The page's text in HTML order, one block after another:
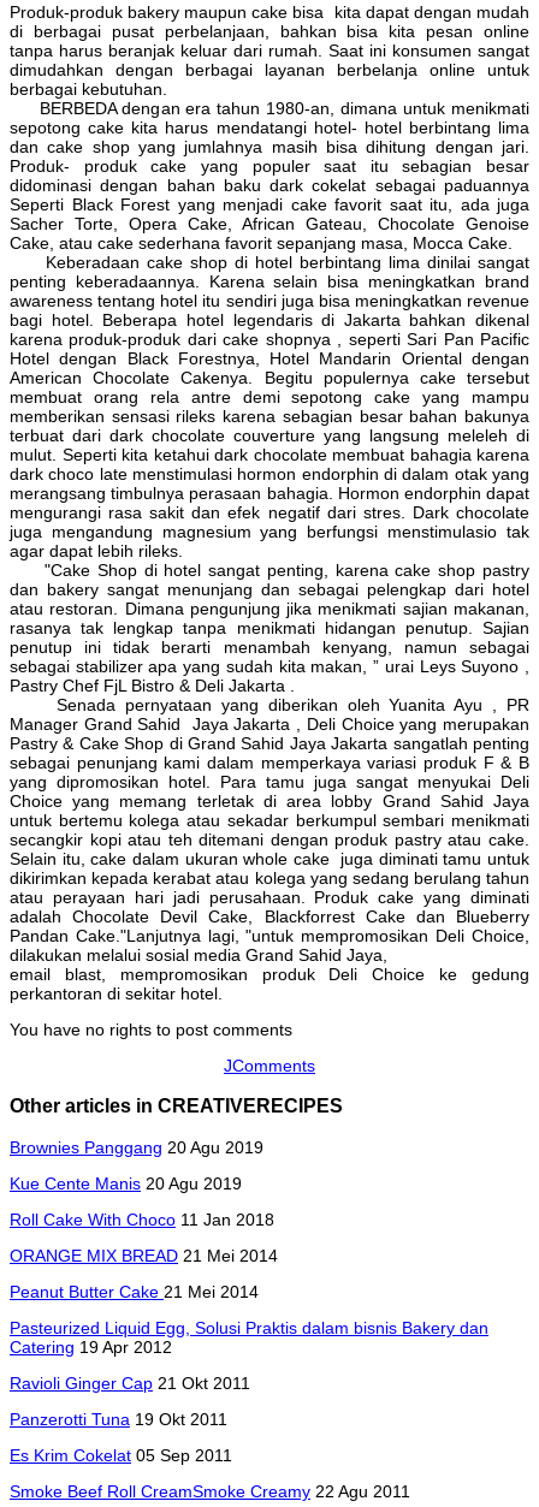
Produk-produk bakery maupun cake bisa kita dapat dengan mudah
di berbagai pusat perbelanjaan, bahkan bisa kita pesan online
tanpa harus beranjak keluar dari rumah. Saat ini konsumen sangat
dimudahkan dengan berbagai layanan berbelanja online untuk
berbagai kebutuhan.
BERBEDA dengan era tahun 1980-an, dimana untuk menikmati
sepotong cake kita harus mendatangi hotel- hotel berbintang lima
dan cake shop yang jumlahnya masih bisa dihitung dengan jari.
Produk- produk cake yang populer saat itu sebagian besar
didominasi dengan bahan baku dark cokelat sebagai paduannya
Seperti Black Forest yang menjadi cake favorit saat itu, ada juga
Sacher Torte, Opera Cake, African Gateau, Chocolate Genoise
Cake, atau cake sederhana favorit sepanjang masa, Mocca Cake.
Keberadaan cake shop di hotel berbintang lima dinilai sangat
penting keberadaannya. Karena selain bisa meningkatkan brand
awareness tentang hotel itu sendiri juga bisa meningkatkan revenue
bagi hotel. Beberapa hotel legendaris di Jakarta bahkan dikenal
karena produk-produk dari cake shopnya , seperti Sari Pan Pacific
Hotel dengan Black Forestnya, Hotel Mandarin Oriental dengan
American Chocolate Cakenya. Begitu populernya cake tersebut
membuat orang rela antre demi sepotong cake yang mampu
memberikan sensasi rileks karena sebagian besar bahan bakunya
terbuat dari dark chocolate couverture yang langsung meleleh di
mulut. Seperti kita ketahui dark chocolate membuat bahagia karena
dark choco late menstimulasi hormon endorphin di dalam otak yang
merangsang timbulnya perasaan bahagia. Hormon endorphin dapat
mengurangi rasa sakit dan efek negatif dari stres. Dark chocolate
juga mengandung magnesium yang berfungsi menstimulasio tak
agar dapat lebih rileks.
"Cake Shop di hotel sangat penting, karena cake shop pastry
dan bakery sangat menunjang dan sebagai pelengkap dari hotel
atau restoran. Dimana pengunjung jika menikmati sajian makanan,
rasanya tak lengkap tanpa menikmati hidangan penutup. Sajian
penutup ini tidak berarti menambah kenyang, namun sebagai
sebagai stabilizer apa yang sudah kita makan, ” urai Leys Suyono ,
Pastry Chef FjL Bistro & Deli Jakarta .
Senada pernyataan yang diberikan oleh Yuanita Ayu , PR
Manager Grand Sahid Jaya Jakarta , Deli Choice yang merupakan
Pastry & Cake Shop di Grand Sahid Jaya Jakarta sangatlah penting
sebagai penunjang kami dalam memperkaya variasi produk F & B
yang dipromosikan hotel. Para tamu juga sangat menyukai Deli
Choice yang memang terletak di area lobby Grand Sahid Jaya
untuk bertemu kolega atau sekadar berkumpul sembari menikmati
secangkir kopi atau teh ditemani dengan produk pastry atau cake.
Selain itu, cake dalam ukuran whole cake juga diminati tamu untuk
dikirimkan kepada kerabat atau kolega yang sedang berulang tahun
atau perayaan hari jadi perusahaan. Produk cake yang diminati
adalah Chocolate Devil Cake, Blackforrest Cake dan Blueberry
Pandan Cake."Lanjutnya lagi, "untuk mempromosikan Deli Choice,
dilakukan melalui sosial media Grand Sahid Jaya,
email blast, mempromosikan produk Deli Choice ke gedung
perkantoran di sekitar hotel.
You have no rights to post comments
JComments
Other articles in CREATIVERECIPES
Brownies Panggang 20 Agu 2019
Kue Cente Manis 20 Agu 2019
Roll Cake With Choco 11 Jan 2018
ORANGE MIX BREAD 21 Mei 2014
Peanut Butter Cake 21 Mei 2014
Pasteurized Liquid Egg, Solusi Praktis dalam bisnis Bakery dan
Catering 19 Apr 2012
Ravioli Ginger Cap 21 Okt 2011
Panzerotti Tuna 19 Okt 2011
Es Krim Cokelat 05 Sep 2011
Smoke Beef Roll CreamSmoke Creamy 22 Agu 2011